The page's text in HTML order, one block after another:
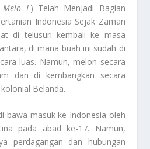
Melo L) Telah Menjadi Bagian
Indonesia Sejak Zaman
di telusuri kembali ke masa
di mana buah ini sudah di
luas. Namun, melon secara
dan di kembangkan secara
Belanda.
bawa masuk ke Indonesia oleh
pada abad ke-17. Namun,
perdagangan dan hubungan